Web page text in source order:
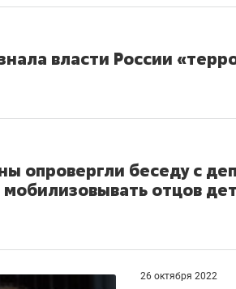
власти России
опровергли беседу с
отцов
26 октября 2022